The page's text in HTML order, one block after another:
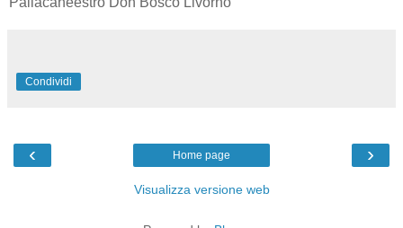
Condividi
‹ ›
Home page
Visualizza versione web